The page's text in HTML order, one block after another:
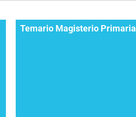
Temario Magisterio Primaria